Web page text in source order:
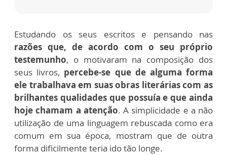
Estudando os seus escritos e pensando nas
razões que, de acordo com o seu próprio
testemunho, o motivaram na composição dos
seus livros, percebe-se que de alguma forma
ele trabalhava em suas obras literárias com as
brilhantes qualidades que possuía e que ainda
hoje chamam a atenção. A simplicidade e a não
utilização de uma linguagem rebuscada como era
comum em sua época, mostram que de outra
forma dificilmente teria ido tão longe.